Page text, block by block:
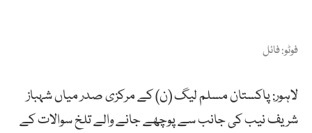
فوٹو: فائل
لاہور: پاکستان مسلم لیگ (ن) کے مرکزی صدر میاں شہباز
شریف نیب کی جانب سے پوچھے جانے والے تلخ سوالات کے